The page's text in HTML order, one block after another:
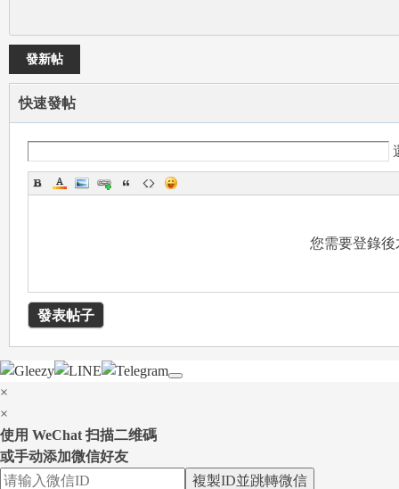
發新帖
快速發帖
您需要登錄
發表帖子
×
×
使用 WeChat 扫描二维碼
或手动添加微信好友
複製ID並跳轉微信